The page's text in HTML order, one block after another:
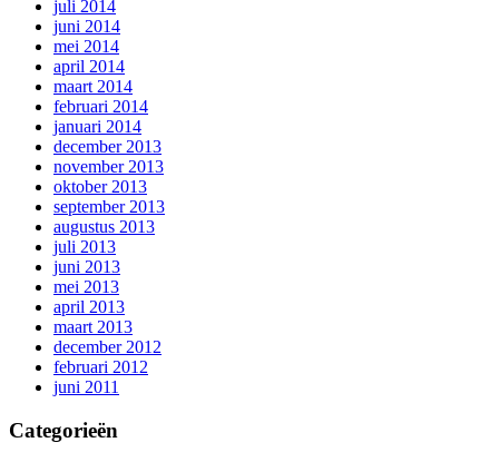
juli 2014
juni 2014
mei 2014
april 2014
maart 2014
februari 2014
januari 2014
december 2013
november 2013
oktober 2013
september 2013
augustus 2013
juli 2013
juni 2013
mei 2013
april 2013
maart 2013
december 2012
februari 2012
juni 2011
Categorieën